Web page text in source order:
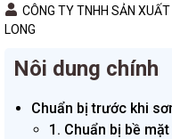
CÔNG TY TNHH SẢN
LONG
Nôi dung chính
Chuẩn bị trước khi
1. Chuẩn bị bề mặt